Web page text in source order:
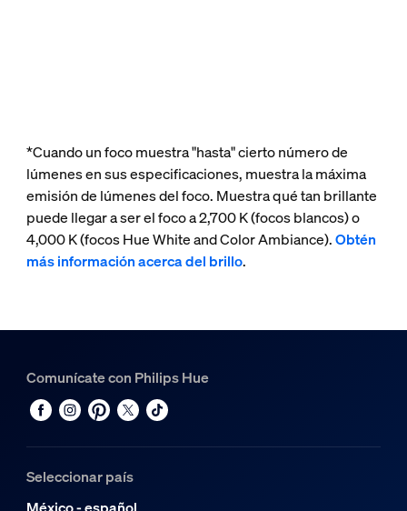
*Cuando un foco muestra "hasta" cierto número de
lúmenes en sus especificaciones, muestra la máxima
emisión de lúmenes del foco. Muestra qué tan brillante
puede llegar a ser el foco a 2,700 K (focos blancos) o
4,000 K (focos Hue White and Color Ambiance).Obtén
más información acerca del brillo.
Comunícate con Philips Hue
Seleccionar país